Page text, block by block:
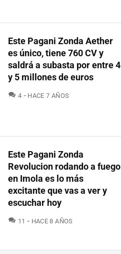
Este Pagani Zonda Aether
es único, tiene 760 CV y
saldrá a subasta por entre 4
y 5 millones de euros
4 COMENTARIOS
HACE 7 AÑOS
Este Pagani Zonda
Revolucion rodando a fuego
en Imola es lo más
excitante que vas a ver y
escuchar hoy
11 COMENTARIOS
HACE 8 AÑOS